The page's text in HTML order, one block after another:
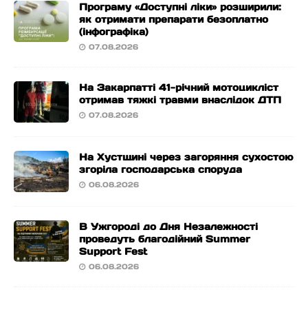
Програму «Доступні ліки» розширили:
як отримати препарати безоплатно
(інфографіка)
07.08.2026
На Закарпатті 41-річний мотоцикліст
отримав тяжкі травми внаслідок ДТП
07.08.2026
На Хустщині через загоряння сухостою
згоріла господарська споруда
06.08.2026
В Ужгороді до Дня Незалежності
проведуть благодійний Summer
Support Fest
06.08.2026